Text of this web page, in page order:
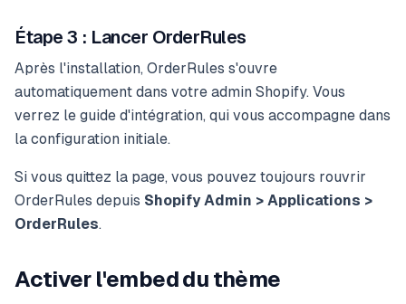
Étape 3 : Lancer OrderRules
Après l'installation, OrderRules s'ouvre
automatiquement dans votre admin Shopify. Vous
verrez le guide d'intégration, qui vous accompagne dans
la configuration initiale.
Si vous quittez la page, vous pouvez toujours rouvrir
OrderRules depuis Shopify Admin > Applications >
OrderRules.
Activer l'embed du thème